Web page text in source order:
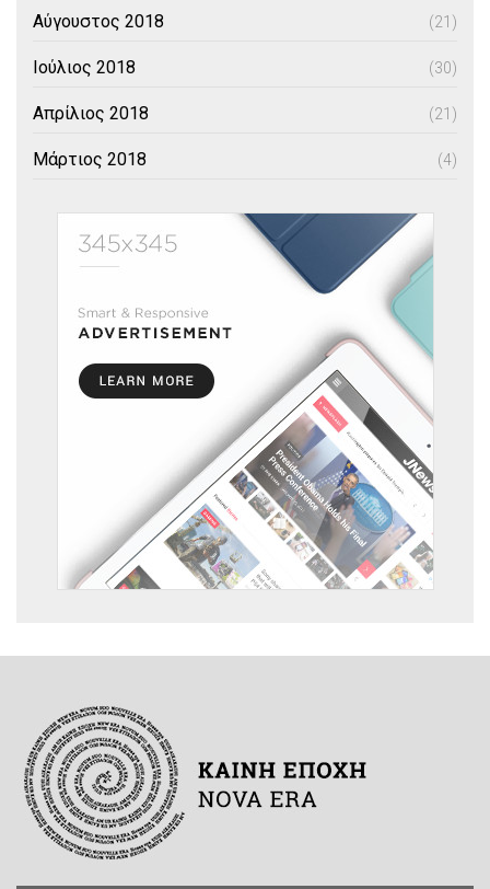
Αύγουστος 2018 (21)
Ιούλιος 2018 (30)
Απρίλιος 2018 (21)
Μάρτιος 2018 (4)